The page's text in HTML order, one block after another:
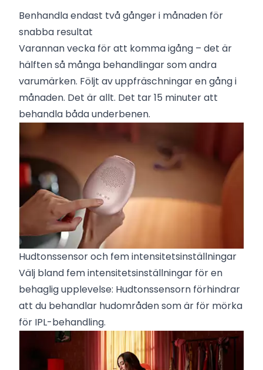
Benhandla endast två gånger i månaden för
snabba resultat
Varannan vecka för att komma igång – det är
hälften så många behandlingar som andra
varumärken. Följt av uppfräschningar en gång i
månaden. Det är allt. Det tar 15 minuter att
behandla båda underbenen.
Hudtonssensor och fem intensitetsinställningar
Välj bland fem intensitetsinställningar för en
behaglig upplevelse: Hudtonssensorn förhindrar
att du behandlar hudområden som är för mörka
för IPL-behandling.